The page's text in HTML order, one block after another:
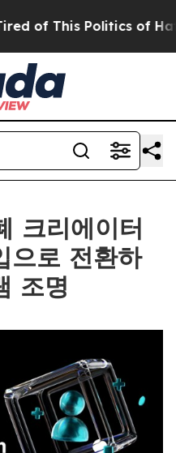
This Politics of Hatred”
크리에이터
으로 전환하
조명